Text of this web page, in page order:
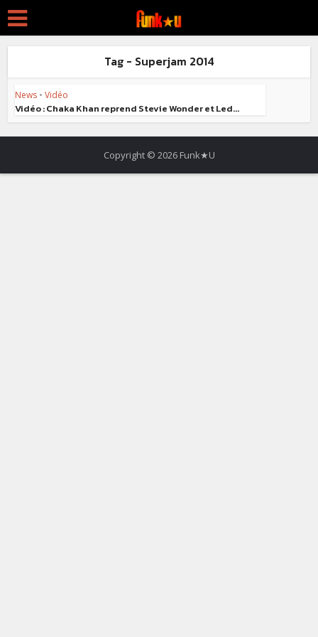
Tag - Superjam 2014
News • Vidéo
Vidéo : Chaka Khan reprend Stevie Wonder et Led...
Copyright © 2026 Funk★U